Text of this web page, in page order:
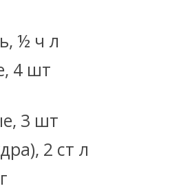
½ ч л
4 шт
3 шт
2 ст л